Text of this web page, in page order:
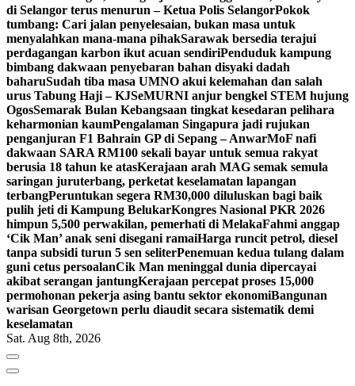
di Selangor terus menurun – Ketua Polis SelangorPokok
tumbang: Cari jalan penyelesaian, bukan masa untuk
menyalahkan mana-mana pihakSarawak bersedia terajui
perdagangan karbon ikut acuan sendiriPenduduk kampung
bimbang dakwaan penyebaran bahan disyaki dadah
baharuSudah tiba masa UMNO akui kelemahan dan salah
urus Tabung Haji – KJSeMURNI anjur bengkel STEM hujung
OgosSemarak Bulan Kebangsaan tingkat kesedaran pelihara
keharmonian kaumPengalaman Singapura jadi rujukan
penganjuran F1 Bahrain GP di Sepang – AnwarMoF nafi
dakwaan SARA RM100 sekali bayar untuk semua rakyat
berusia 18 tahun ke atasKerajaan arah MAG semak semula
saringan juruterbang, perketat keselamatan lapangan
terbangPeruntukan segera RM30,000 diluluskan bagi baik
pulih jeti di Kampung BelukarKongres Nasional PKR 2026
himpun 5,500 perwakilan, pemerhati di MelakaFahmi anggap
‘Cik Man’ anak seni disegani ramaiHarga runcit petrol, diesel
tanpa subsidi turun 5 sen seliterPenemuan kedua tulang dalam
guni cetus persoalanCik Man meninggal dunia dipercayai
akibat serangan jantungKerajaan percepat proses 15,000
permohonan pekerja asing bantu sektor ekonomiBangunan
warisan Georgetown perlu diaudit secara sistematik demi
keselamatan
Sat. Aug 8th, 2026